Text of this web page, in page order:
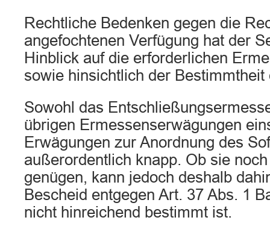
Rechtliche Bedenken gegen die
angefochtenen Verfügung hat der
Hinblick auf die erforderlichen
sowie hinsichtlich der Bestimmtheit
Sowohl das
übrigen Ermessenserwägungen
Erwägungen zur Anordnung des
außerordentlich knapp. Ob sie
genügen, kann jedoch deshalb
Bescheid entgegen Art. 37 Abs. 1
nicht hinreichend bestimmt ist.